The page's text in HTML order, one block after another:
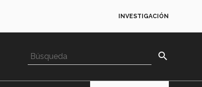
INVESTIGACIÓN
search